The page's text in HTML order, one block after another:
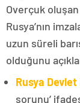
Overçuk
Rusya’nın
uzun süreli
olduğunu
Rusya Devlet
sorunu’